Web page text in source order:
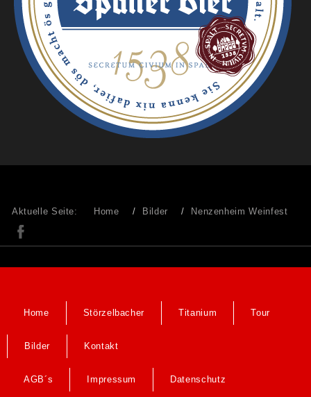
Aktuelle Seite: Home Bilder Nenzenheim Weinfest
Home Störzelbacher Titanium Tour
Bilder Kontakt
AGB´s Impressum Datenschutz